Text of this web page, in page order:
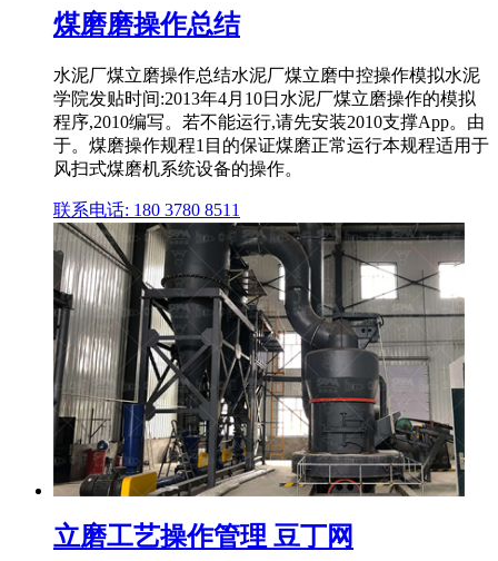
煤磨磨操作总结
水泥厂煤立磨操作总结水泥厂煤立磨中控操作模拟水泥
学院发贴时间:2013年4月10日水泥厂煤立磨操作的模拟
程序,2010编写。若不能运行,请先安装2010支撑App。由
于。煤磨操作规程1目的保证煤磨正常运行本规程适用于
风扫式煤磨机系统设备的操作。
联系电话: 180 3780 8511
立磨工艺操作管理 豆丁网